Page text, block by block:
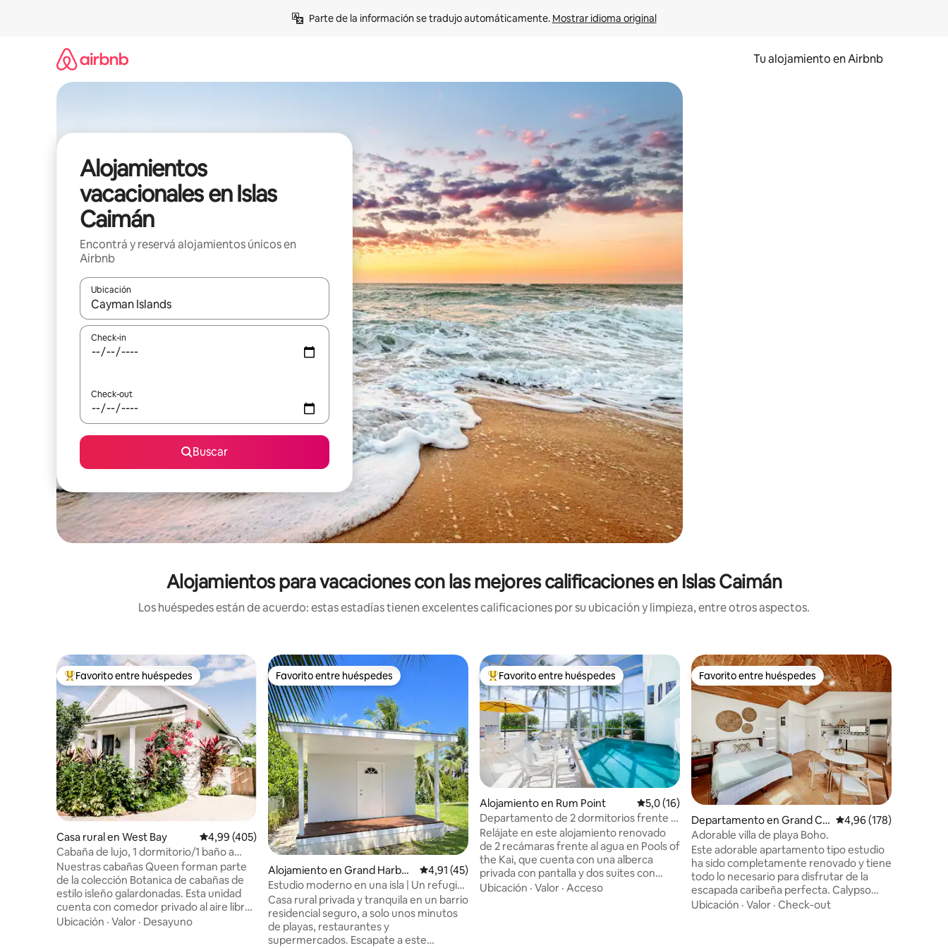
Parte de la información se tradujo automáticamente. Mostrar idioma original
Tu alojamiento en Airbnb
Alojamientos
vacacionales en Islas
Caimán
Encontrá y reservá alojamientos únicos en
Airbnb
Ubicación
Cuando los resultados estén disponibles, navegá con las teclas de flecha hacia arriba y hacia abajo o explorá deslizando el dedo.
Check-in
Check-out
Buscar
Alojamientos para vacaciones con las mejores calificaciones en Islas Caimán
Los huéspedes están de acuerdo: estas estadías tienen excelentes calificaciones por su ubicación y limpieza, entre otros aspectos.
Favorito entre los huéspedes más destacados
Favorito entre huéspedes
Casa rural en West Bay Calificación promedio: 4,99 de 5. 405 evaluaciones
4,99 (405)
Cabaña de lujo, 1 dormitorio/1 baño a
pasos de la piscina y de 7 Mile Beach
Nuestras cabañas Queen forman parte
de la colección Botanica de cabañas de
estilo isleño galardonadas. Esta unidad
cuenta con comedor privado al aire libre
y ducha de jardín. En Botanica, nos
Ubicación · Valor · Desayuno
Favorito entre huéspedes
Favorito entre huéspedes
Alojamiento en Grand Harbou
r
Calificación promedio: 4,91 de 5. 45 evaluaciones
4,91 (45)
Estudio moderno en una isla | Un refugio
tranquilo en el jardín
Casa rural privada y tranquila en un barrio
residencial seguro, a solo unos minutos
de playas, restaurantes y
supermercados. Escapate a este
Favorito entre los huéspedes más destacados
Favorito entre huéspedes
Alojamiento en Rum Point Calificación promedio: 5,0 de 5. 16 evaluaciones
5,0 (16)
Departamento de 2 dormitorios frente al
agua con pileta privada cubierta
Relájate en este alojamiento renovado
de 2 recámaras frente al agua en Pools of
the Kai, que cuenta con una alberca
privada con pantalla y dos suites con
cama tamaño king y vistas al agua. La
Ubicación · Valor · Acceso
Favorito entre huéspedes
Favorito entre huéspedes
Departamento en Grand Ca
yman
Calificación promedio:
4,96 (178)
Adorable villa de playa Boho.
Este adorable apartamento tipo estudio
ha sido completamente renovado y tiene
todo lo necesario para disfrutar de la
escapada caribeña perfecta. Calypso
Cove está justo enfrente de la famosa
Ubicación · Valor · Check-out